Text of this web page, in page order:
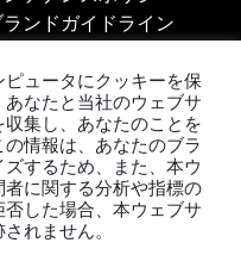
ランドガイドライン
報
ュータにクッキーを保
なたと当社のウェブサ
集し、あなたのことを
情報は、あなたのブラ
するため、また、本ウ
に関する分析や指標の
した場合、本ウェブサ
れません。